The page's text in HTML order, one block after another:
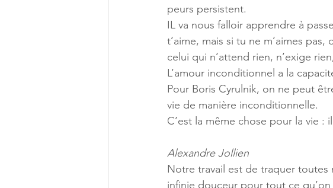
peurs persistent.
IL va nous falloir apprendre à
t’aime, mais si tu ne m’aimes
celui qui n’attend rien, n’exige
L’amour inconditionnel a la
Pour Boris Cyrulnik, on ne peut
vie de manière inconditionnelle.
C’est la même chose pour la vie :
Alexandre Jollien
Notre travail est de traquer toutes
infinie douceur pour tout ce